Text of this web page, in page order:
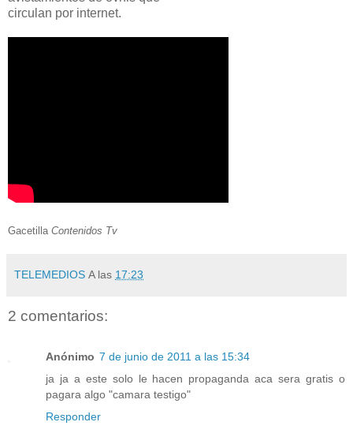
circulan por internet.
Gacetilla Contenidos Tv
TELEMEDIOS A las 17:23
2 comentarios:
Anónimo 7 de junio de 2011 a las 15:34
ja ja a este solo le hacen propaganda aca sera gratis o
pagara algo "camara testigo"
Responder